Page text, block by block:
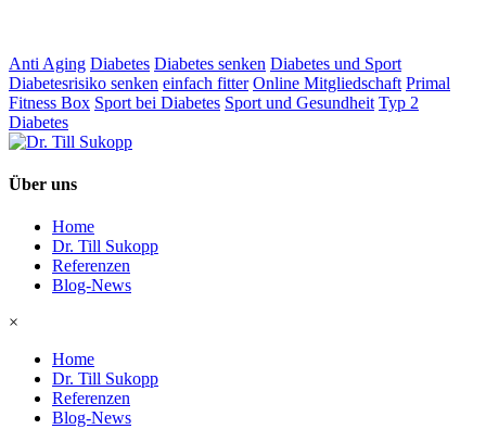
Anti Aging Diabetes Diabetes senken Diabetes und Sport
Diabetesrisiko senken einfach fitter Online Mitgliedschaft Primal
Fitness Box Sport bei Diabetes Sport und Gesundheit Typ 2
Diabetes
Über uns
Home
Dr. Till Sukopp
Referenzen
Blog-News
×
Home
Dr. Till Sukopp
Referenzen
Blog-News